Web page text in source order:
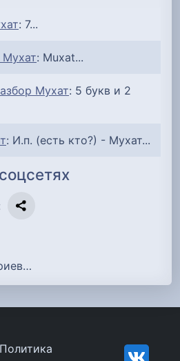
: 7...
Мухат: Muxat...
Мухат: 5 букв и 2
: И.п. (есть кто?) - Мухат...
Политика